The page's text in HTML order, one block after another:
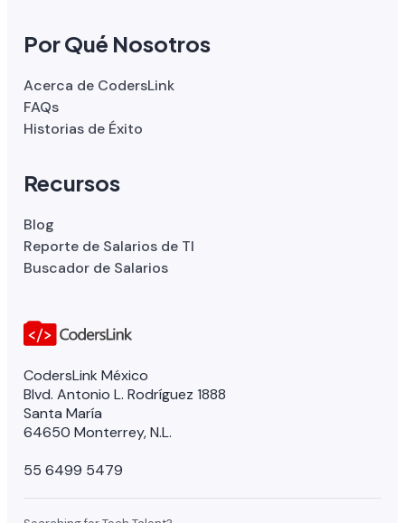
CodersLink México
Blvd. Antonio L. Rodríguez 1888
Santa María
64650 Monterrey, N.L.
55 6499 5479
Por Qué Nosotros
Acerca de CodersLink
FAQs
Historias de Éxito
Recursos
Blog
Reporte de Salarios de TI
Buscador de Salarios